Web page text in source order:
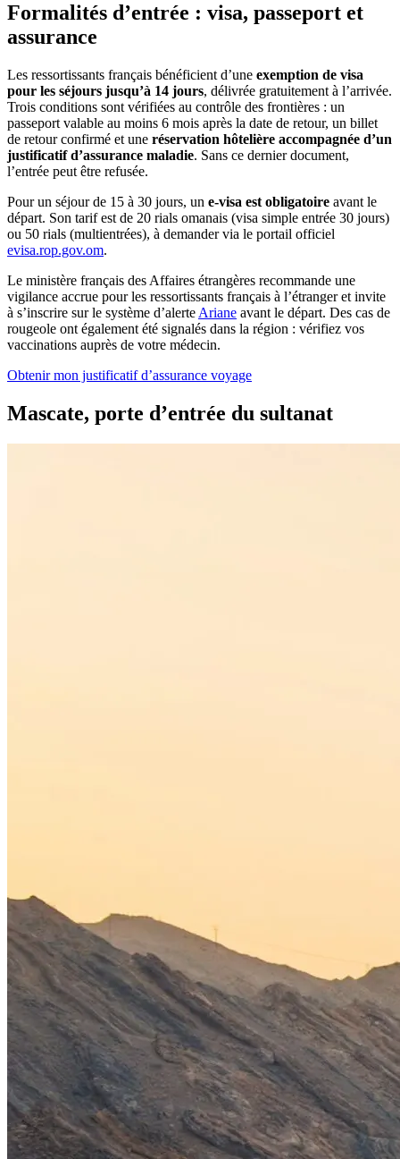
Formalités d’entrée : visa, passeport et
assurance
Les ressortissants français bénéficient d’une exemption de visa
pour les séjours jusqu’à 14 jours, délivrée gratuitement à l’arrivée.
Trois conditions sont vérifiées au contrôle des frontières : un
passeport valable au moins 6 mois après la date de retour, un billet
de retour confirmé et une réservation hôtelière accompagnée d’un
justificatif d’assurance maladie. Sans ce dernier document,
l’entrée peut être refusée.
Pour un séjour de 15 à 30 jours, un e-visa est obligatoire avant le
départ. Son tarif est de 20 rials omanais (visa simple entrée 30 jours)
ou 50 rials (multientrées), à demander via le portail officiel
evisa.rop.gov.om.
Le ministère français des Affaires étrangères recommande une
vigilance accrue pour les ressortissants français à l’étranger et invite
à s’inscrire sur le système d’alerte Ariane avant le départ. Des cas de
rougeole ont également été signalés dans la région : vérifiez vos
vaccinations auprès de votre médecin.
Obtenir mon justificatif d’assurance voyage
Mascate, porte d’entrée du sultanat